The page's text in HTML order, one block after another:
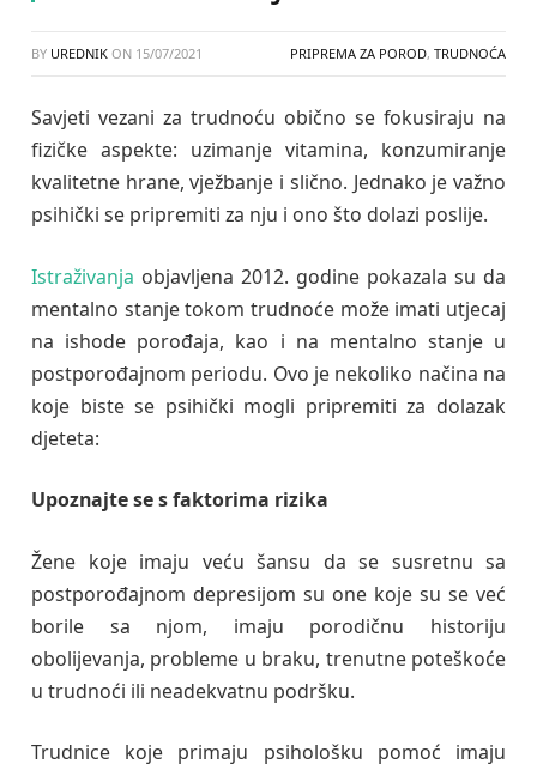
BY UREDNIK ON 15/07/2021 PRIPREMA ZA POROD, TRUDNOĆA
Savjeti vezani za trudnoću obično se fokusiraju na
fizičke aspekte: uzimanje vitamina, konzumiranje
kvalitetne hrane, vježbanje i slično. Jednako je važno
psihički se pripremiti za nju i ono što dolazi poslije.
Istraživanja objavljena 2012. godine pokazala su da
mentalno stanje tokom trudnoće može imati utjecaj
na ishode porođaja, kao i na mentalno stanje u
postporođajnom periodu. Ovo je nekoliko načina na
koje biste se psihički mogli pripremiti za dolazak
djeteta:
Upoznajte se s faktorima rizika
Žene koje imaju veću šansu da se susretnu sa
postporođajnom depresijom su one koje su se već
borile sa njom, imaju porodičnu historiju
obolijevanja, probleme u braku, trenutne poteškoće
u trudnoći ili neadekvatnu podršku.
Trudnice koje primaju psihološku pomoć imaju